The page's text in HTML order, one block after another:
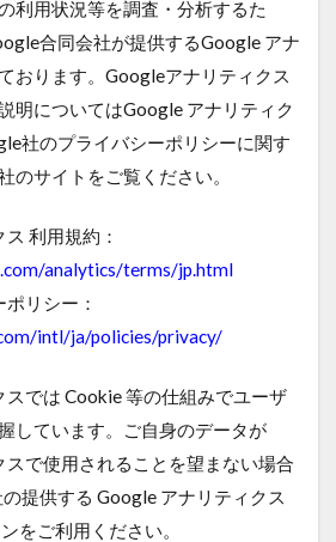
利用状況等を調査・分析するた
合同会社が提供するGoogle アナ
おります。Googleアナリティクス
明についてはGoogle アナリティク
社のプライバシーポリシーに関す
のサイトをご覧ください。
利用規約：
analytics/terms/jp.html
リシー：
intl/ja/policies/privacy/
では Cookie 等の仕組みでユーザ
しています。ご自身のデータが
で使用されることを望まない場合
提供する Google アナリティクス
をご利用ください。